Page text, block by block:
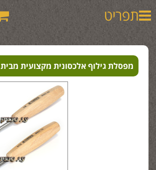
תפריט
מפסלת גילוף אלכסונית מקצועית מבית NAREX